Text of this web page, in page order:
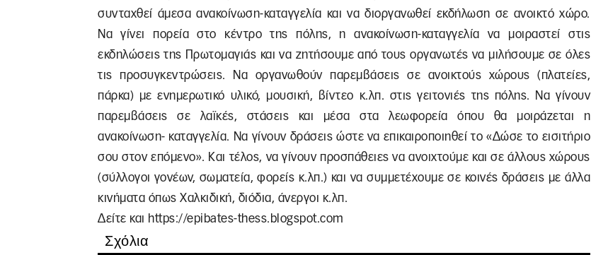
συνταχθεί άμεσα ανακοίνωση-καταγγελία και να διοργανωθεί εκδήλωση σε ανοικτό χώρο.
Να γίνει πορεία στο κέντρο της πόλης, η ανακοίνωση-καταγγελία να μοιραστεί στις
εκδηλώσεις της Πρωτομαγιάς και να ζητήσουμε από τους οργανωτές να μιλήσουμε σε όλες
τις προσυγκεντρώσεις. Να οργανωθούν παρεμβάσεις σε ανοικτούς χώρους (πλατείες,
πάρκα) με ενημερωτικό υλικό, μουσική, βίντεο κ.λπ. στις γειτονιές της πόλης. Να γίνουν
παρεμβάσεις σε λαϊκές, στάσεις και μέσα στα λεωφορεία όπου θα μοιράζεται η
ανακοίνωση- καταγγελία. Να γίνουν δράσεις ώστε να επικαιροποιηθεί το «Δώσε το εισιτήριο
σου στον επόμενο». Και τέλος, να γίνουν προσπάθειες να ανοιχτούμε και σε άλλους χώρους
(σύλλογοι γονέων, σωματεία, φορείς κ.λπ.) και να συμμετέχουμε σε κοινές δράσεις με άλλα
κινήματα όπως Χαλκιδική, διόδια, άνεργοι κ.λπ.
Δείτε και https://epibates-thess.blogspot.com
Σχόλια